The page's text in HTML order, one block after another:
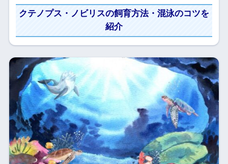
クテノプス・ノビリスの飼育方法・混泳のコツを
紹介